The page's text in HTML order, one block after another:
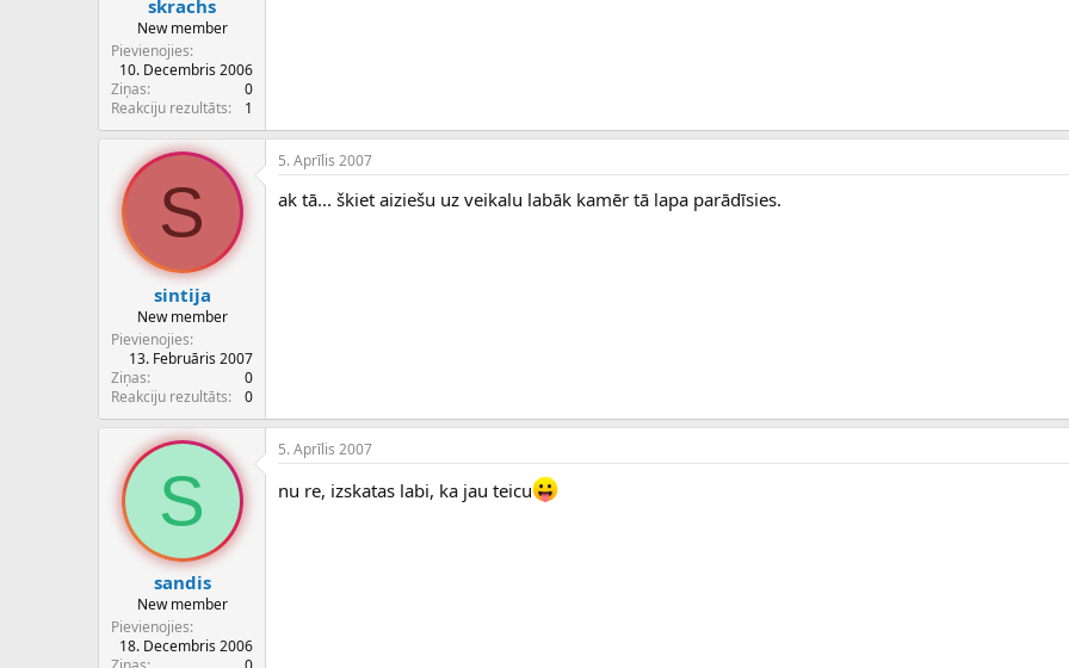
skrachs
New member
Pievienojies
10. Decembris 2006
Ziņas
0
Reakciju rezultāts
1
S
sintija
New member
Pievienojies
13. Februāris 2007
Ziņas
0
Reakciju rezultāts
0
5. Aprīlis 2007
ak tā... škiet aiziešu uz veikalu labāk kamēr tā lapa parādīsies.
S
sandis
New member
Pievienojies
18. Decembris 2006
5. Aprīlis 2007
nu re, izskatas labi, ka jau teicu